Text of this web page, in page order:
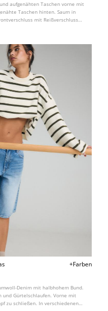
aufgenähten Taschen vorne mit
Taschen hinten. Saum in
mit Reißverschluss
+Farben
Denim mit halbhohem Bund.
und Gürtelschlaufen. Vorne mit
zu schließen. In verschiedenen